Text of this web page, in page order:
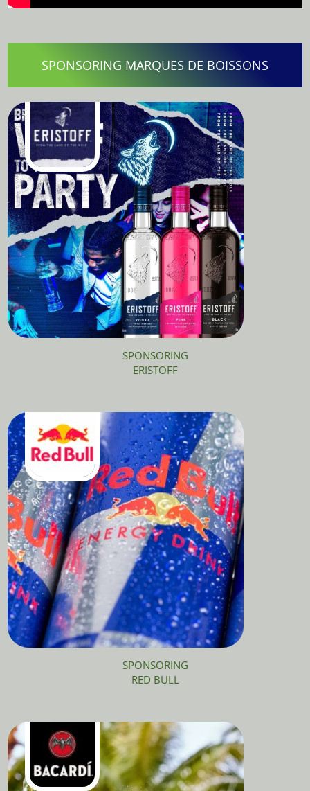
SPONSORING MARQUES DE BOISSONS
SPONSORING
ERISTOFF
SPONSORING
RED BULL